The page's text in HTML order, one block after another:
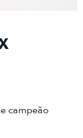
campeão